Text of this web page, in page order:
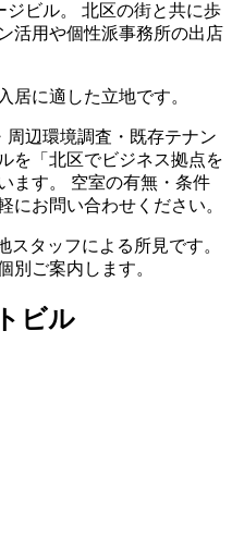
ジビル。 北区の街と共に歩
活用や個性派事務所の出店
居に適した立地です。
辺環境調査・既存テナン
を「北区でビジネス拠点を
ます。 空室の有無・条件
にお問い合わせください。
タッフによる所見です。
別ご案内します。
ビル